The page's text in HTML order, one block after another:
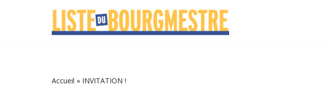
Accueil » INVITATION !